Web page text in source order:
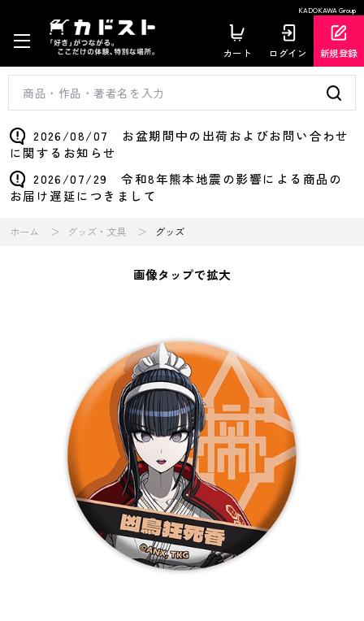
KADOKAWA Group
カート ログイン 新規登録
2026/08/07 お盆期間中の出荷およびお問い合わせ
に関するお知らせ
2026/07/29 令和8年熊本地震の影響による商品の
お届け遅延につきまして
ホーム グッズ・文具 グッズ
画像タップで拡大